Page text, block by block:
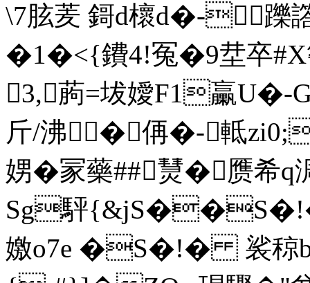
\7胘羐 鎶d櫰d�-躒
�1�< {鐨4!冤�9坓卒#X
3,葋=坺嬡F1臝
斤/沸�侢�-軧
娚�冡藥##熭�赝希
Sg駍
嬓o7e �S�!� 裟稤bq